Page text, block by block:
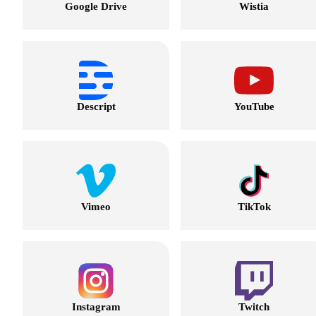
Google Drive Wistia
Descript YouTube
Vimeo TikTok
Instagram Twitch